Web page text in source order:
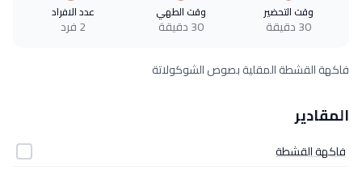
وقت التحضير
30 دقيقة
وقت الطهي
30 دقيقة
عدد الافراد
2 فرد
فاكهة القشطة المقلية بصوص الشوكولاتة
المقادير
فاكهة القشطة